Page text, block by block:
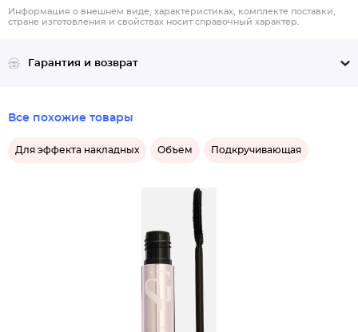
Информация о внешнем виде, характеристиках, комплекте поставки,
стране изготовления и свойствах носит справочный характер.
Гарантия и возврат
Все похожие товары
Для эффекта накладных Объем Подкручивающая